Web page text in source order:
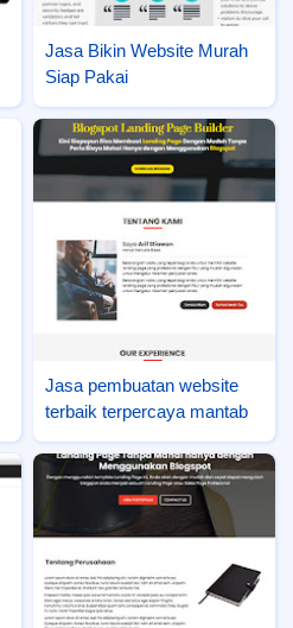
Jasa Bikin Website Murah
Siap Pakai
Jasa pembuatan website
terbaik terpercaya mantab